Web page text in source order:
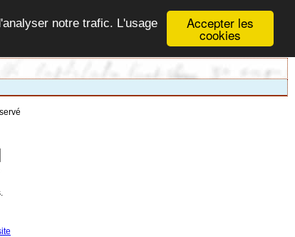
Accepter les
cookies
notre trafic. L'usage